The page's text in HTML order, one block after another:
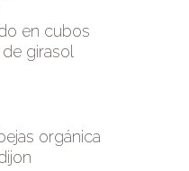
en cubos
girasol
orgánica